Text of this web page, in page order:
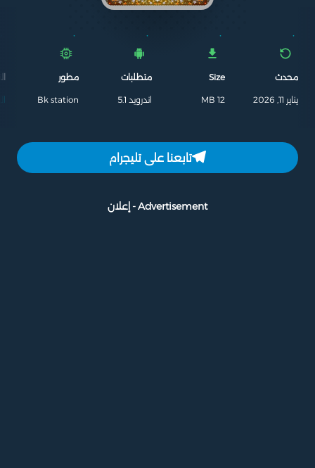
محدث
يناير 11, 2026
Size
12 MB
متطلبات
اندرويد 5.1
مطور
Bk station
تابعنا على تليجرام
Advertisement - إعلان